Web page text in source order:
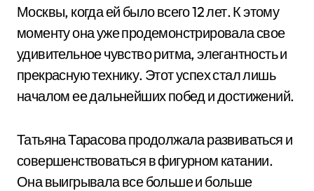
Москвы, когда ей было всего 12 лет. К этому
моменту она уже продемонстрировала свое
удивительное чувство ритма, элегантность и
прекрасную технику. Этот успех стал лишь
началом ее дальнейших побед и достижений.
Татьяна Тарасова продолжала развиваться и
совершенствоваться в фигурном катании.
Она выигрывала все больше и больше